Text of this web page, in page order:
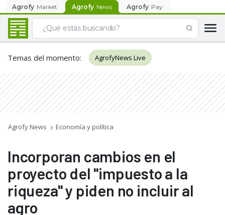
Agrofy Market Agrofy News Agrofy Pay
Temas del momento: AgrofyNews Live
Agrofy News Economía y política
Incorporan cambios en el
proyecto del "impuesto a la
riqueza" y piden no incluir al
agro